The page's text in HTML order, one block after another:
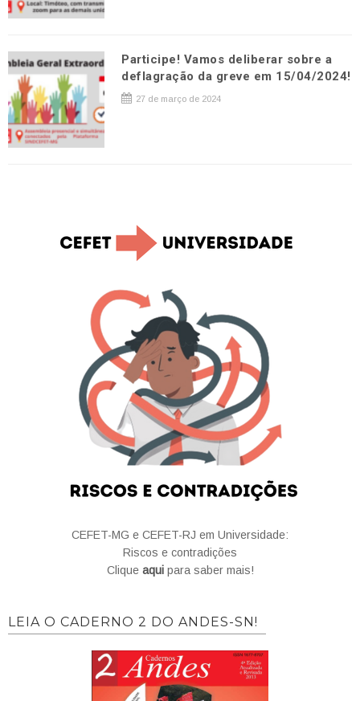
Participe! Vamos deliberar sobre a
deflagração da greve em 15/04/2024!
27 de março de 2024
CEFET-MG e CEFET-RJ em Universidade:
Riscos e contradições
Clique aquipara saber mais!
LEIA O CADERNO 2 DO ANDES-SN!